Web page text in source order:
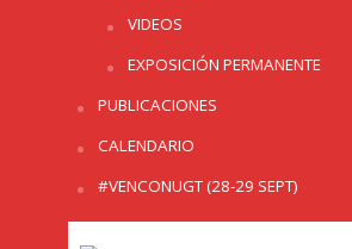
VIDEOS
EXPOSICIÓN PERMANENTE
PUBLICACIONES
CALENDARIO
#VENCONUGT (28-29 SEPT)